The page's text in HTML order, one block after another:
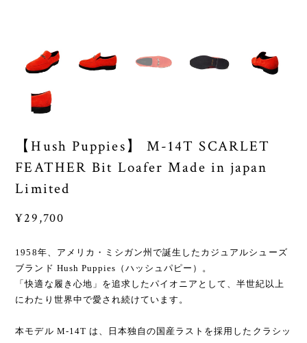
【Hush Puppies】 M-14T SCARLET
FEATHER Bit Loafer Made in japan
Limited
¥29,700
1958年、アメリカ・ミシガン州で誕生したカジュアルシューズ
ブランド Hush Puppies（ハッシュパピー）。
「快適な履き心地」を追求したパイオニアとして、半世紀以上
にわたり世界中で愛され続けています。
本モデル M-14T は、日本独自の国産ラストを採用したクラシッ